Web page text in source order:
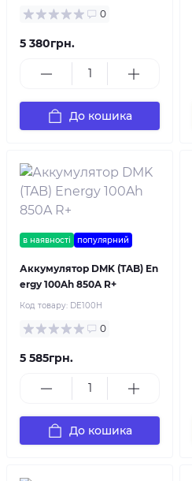
0
5 380грн.
До кошика
в наявності популярний
Аккумулятор DMK (TAB) En
ergy 100Ah 850A R+
Код товару: DE100H
0
5 585грн.
До кошика